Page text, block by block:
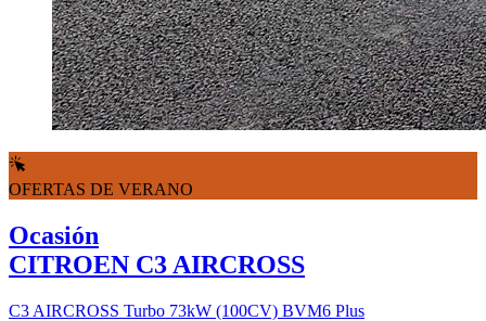
OFERTAS DE VERANO
Ocasión
CITROEN C3 AIRCROSS
C3 AIRCROSS Turbo 73kW (100CV) BVM6 Plus